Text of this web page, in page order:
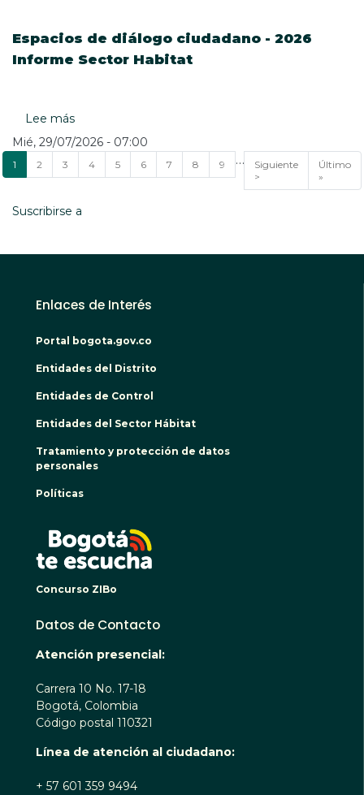
Informe
Teleport
Espacios de diálogo ciudadano - 2026
Informe Sector Habitat
Lee más
Espacios
de
diálogo
Sector
Mié, 29/07/2026 - 07:00
Paginación
Página
actual
1 Página
2 Página
3 Página
4 Página
5 Página
6 Página
7 Página
8 Página
9 …
Siguiente
página
Siguiente
>
Última
página
Último
»
Suscribirse a
Enlaces de Interés
Portal bogota.gov.co
Entidades del Distrito
Entidades de Control
Entidades del Sector Hábitat
Tratamiento y protección de datos
personales
Políticas
Concurso ZIBo
Datos de Contacto
Atención presencial:
Carrera 10 No. 17-18
Bogotá, Colombia
Código postal 110321
Línea de atención al ciudadano:
+ 57 601 359 9494